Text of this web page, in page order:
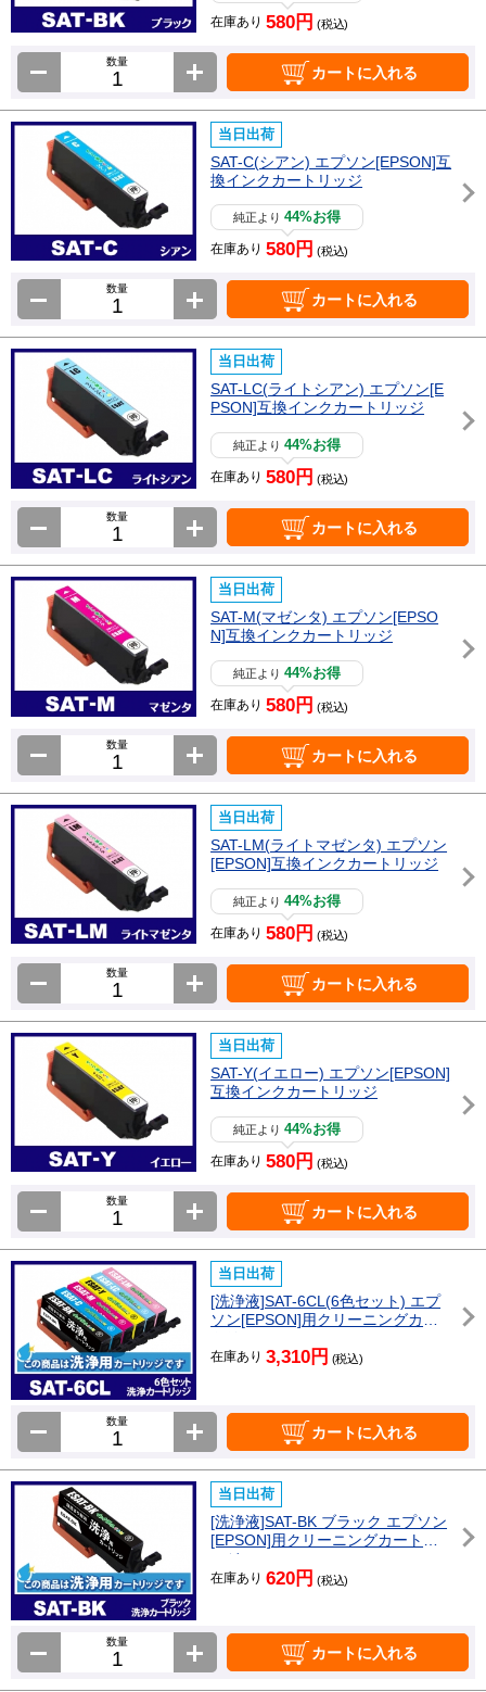
在庫あり 580円 (税込)
数量
カートに入れる
当日出荷
SAT-C(シアン) エプソン[EPSON]互
換インクカートリッジ
純正より44%お得
在庫あり 580円 (税込)
数量
カートに入れる
当日出荷
SAT-LC(ライトシアン) エプソン[E
PSON]互換インクカートリッジ
純正より44%お得
在庫あり 580円 (税込)
数量
カートに入れる
当日出荷
SAT-M(マゼンタ) エプソン[EPSO
N]互換インクカートリッジ
純正より44%お得
在庫あり 580円 (税込)
数量
カートに入れる
当日出荷
SAT-LM(ライトマゼンタ) エプソン
[EPSON]互換インクカートリッジ
純正より44%お得
在庫あり 580円 (税込)
数量
カートに入れる
当日出荷
SAT-Y(イエロー) エプソン[EPSON]
互換インクカートリッジ
純正より44%お得
在庫あり 580円 (税込)
数量
カートに入れる
当日出荷
[洗浄液]SAT-6CL(6色セット) エプ
ソン[EPSON]用クリーニングカー
在庫あり 3,310円 (税込)
数量
カートに入れる
当日出荷
[洗浄液]SAT-BK ブラック エプソン
[EPSON]用クリーニングカートリ
ッジ
在庫あり 620円 (税込)
数量
カートに入れる